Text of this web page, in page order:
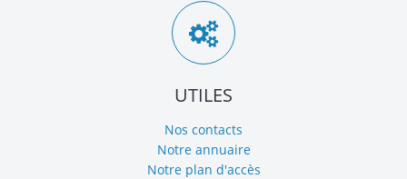
UTILES
Nos contacts
Notre annuaire
Notre plan d'accès